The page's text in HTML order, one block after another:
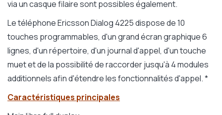
via un casque filaire sont possibles également.
Le téléphone Ericsson Dialog 4225 dispose de 10
touches programmables, d'un grand écran graphique 6
lignes, d'un répertoire, d'un journal d'appel, d'un touche
muet et de la possibilité de raccorder jusqu'à 4 modules
additionnels afin d'étendre les fonctionnalités d'appel. *
Caractéristiques principales